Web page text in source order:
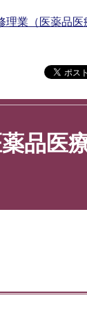
理業（医薬品医
品医